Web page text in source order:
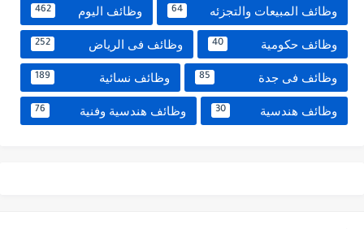
وظائف المبيعات والتجزئه 64 وظائف اليوم 462
وظائف حكومية 40 وظائف فى الرياض 252
وظائف فى جدة 85 وظائف نسائية 189
وظائف هندسية 30 وظائف هندسية وفنية 76